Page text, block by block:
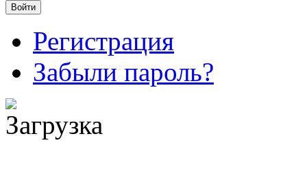
Войти
Регистрация
Забыли пароль?